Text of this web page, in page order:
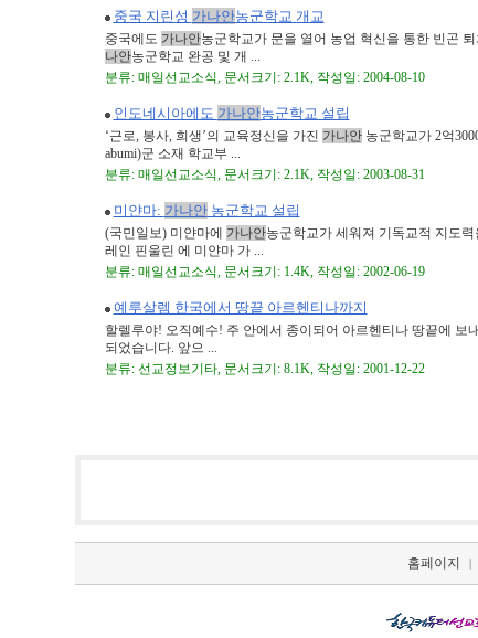
중국 지린성 가나안농군학교 개교
중국에도 가나안농군학교가 문을 열어 농업 혁신을 통한 빈곤
나안농군학교 완공 및 개 ...
분류: 매일선교소식, 문서크기: 2.1K, 작성일: 2004-08-10
인도네시아에도 가나안농군학교 설립
‘근로, 봉사, 희생’의 교육정신을 가진 가나안농군학교가 2억
abumi)군 소재 학교부 ...
분류: 매일선교소식, 문서크기: 2.1K, 작성일: 2003-08-31
미얀마: 가나안농군학교 설립
(국민일보) 미얀마에 가나안농군학교가 세워져 기독교적 지도
레인 핀울린 에 미얀마 가 ...
분류: 매일선교소식, 문서크기: 1.4K, 작성일: 2002-06-19
예루살렘 한국에서 땅끝 아르헨티나까지
할렐루야! 오직예수! 주 안에서 종이되어 아르헨티나 땅끝에 보
되었습니다. 앞으 ...
분류: 선교정보기타, 문서크기: 8.1K, 작성일: 2001-12-22
홈페이지 |